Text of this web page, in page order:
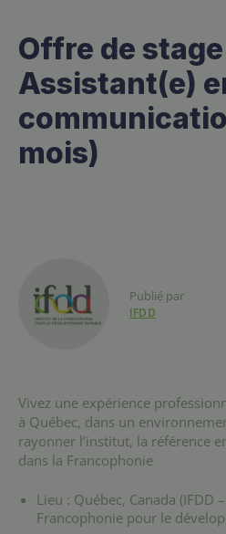
Offre de stage
Assistant(e)
mois)
Publié par
IFDD
Vivez une expérience
à Québec, dans un
rayonner l’institut, la référence
dans la Francophonie
Lieu : Québec, Canada (IFDD
Francophonie pour le